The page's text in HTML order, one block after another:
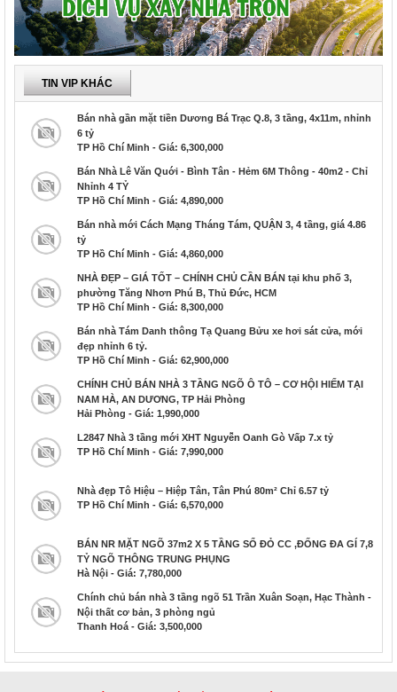
TIN VIP KHÁC
Bán nhà gần mặt tiền Dương Bá Trạc Q.8, 3 tầng, 4x11m, nhỉnh
6 tỷ
TP Hồ Chí Minh - Giá: 6,300,000
Bán Nhà Lê Văn Quới - Bình Tân - Hẻm 6M Thông - 40m2 - Chỉ
Nhỉnh 4 TỶ
TP Hồ Chí Minh - Giá: 4,890,000
Bán nhà mới Cách Mạng Tháng Tám, QUẬN 3, 4 tầng, giá 4.86
tỷ
TP Hồ Chí Minh - Giá: 4,860,000
NHÀ ĐẸP – GIÁ TỐT – CHÍNH CHỦ CẦN BÁN tại khu phố 3,
phường Tăng Nhơn Phú B, Thủ Đức, HCM
TP Hồ Chí Minh - Giá: 8,300,000
Bán nhà Tám Danh thông Tạ Quang Bửu xe hơi sát cửa, mới
đẹp nhỉnh 6 tỷ.
TP Hồ Chí Minh - Giá: 62,900,000
CHÍNH CHỦ BÁN NHÀ 3 TẦNG NGÕ Ô TÔ – CƠ HỘI HIẾM TẠI
NAM HÀ, AN DƯƠNG, TP Hải Phòng
Hải Phòng - Giá: 1,990,000
L2847 Nhà 3 tầng mới XHT Nguyễn Oanh Gò Vấp 7.x tỷ
TP Hồ Chí Minh - Giá: 7,990,000
Nhà đẹp Tô Hiệu – Hiệp Tân, Tân Phú 80m² Chỉ 6.57 tỷ
TP Hồ Chí Minh - Giá: 6,570,000
BÁN NR MẶT NGÕ 37m2 X 5 TẦNG SỔ ĐỎ CC ,ĐỐNG ĐA GÍ 7,8
TỶ NGÕ THÔNG TRUNG PHỤNG
Hà Nội - Giá: 7,780,000
Chính chủ bán nhà 3 tầng ngõ 51 Trần Xuân Soạn, Hạc Thành -
Nội thất cơ bản, 3 phòng ngủ
Thanh Hoá - Giá: 3,500,000